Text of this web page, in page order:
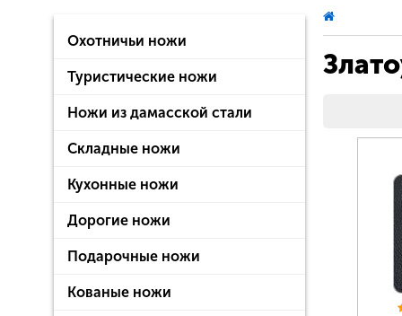
Охотничьи ножи
Туристические ножи
Ножи из дамасской стали
Складные ножи
Кухонные ножи
Дорогие ножи
Подарочные ножи
Кованые ножи